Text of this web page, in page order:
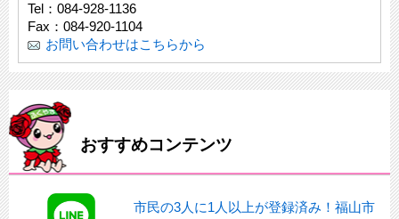
Tel：084-928-1136
Fax：084-920-1104
お問い合わせはこちらから
おすすめコンテンツ
市民の3人に1人以上が登録済み！福山市